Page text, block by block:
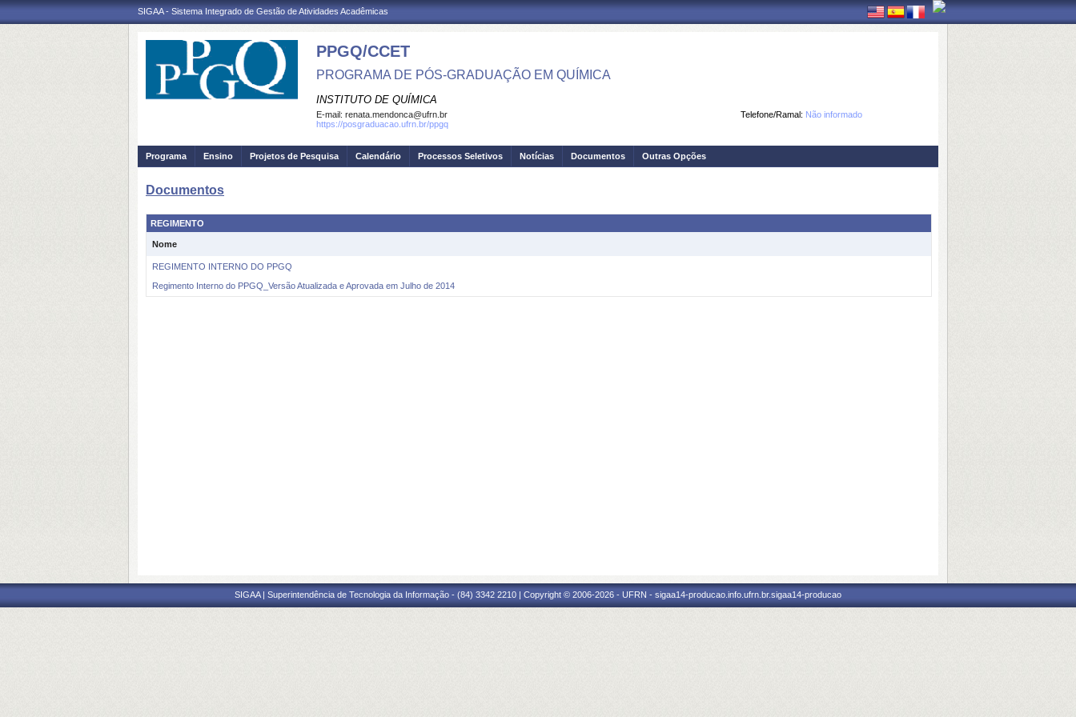
SIGAA - Sistema Integrado de Gestão de Atividades Acadêmicas
PPGQ/CCET
PROGRAMA DE PÓS-GRADUAÇÃO EM QUÍMICA
INSTITUTO DE QUÍMICA
Telefone/Ramal: Não informado
E-mail: renata.mendonca@ufrn.br
https://posgraduacao.ufrn.br/ppgq
Programa Ensino Projetos de Pesquisa Calendário Processos Seletivos Notícias Documentos Outras Opções
Documentos
REGIMENTO
Nome
REGIMENTO INTERNO DO PPGQ
Regimento Interno do PPGQ_Versão Atualizada e Aprovada em Julho de 2014
SIGAA | Superintendência de Tecnologia da Informação - (84) 3342 2210 | Copyright © 2006-2026 - UFRN - sigaa14-producao.info.ufrn.br.sigaa14-producao